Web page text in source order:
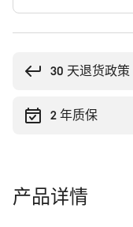
30 天退货政策
2 年质保
产品详情